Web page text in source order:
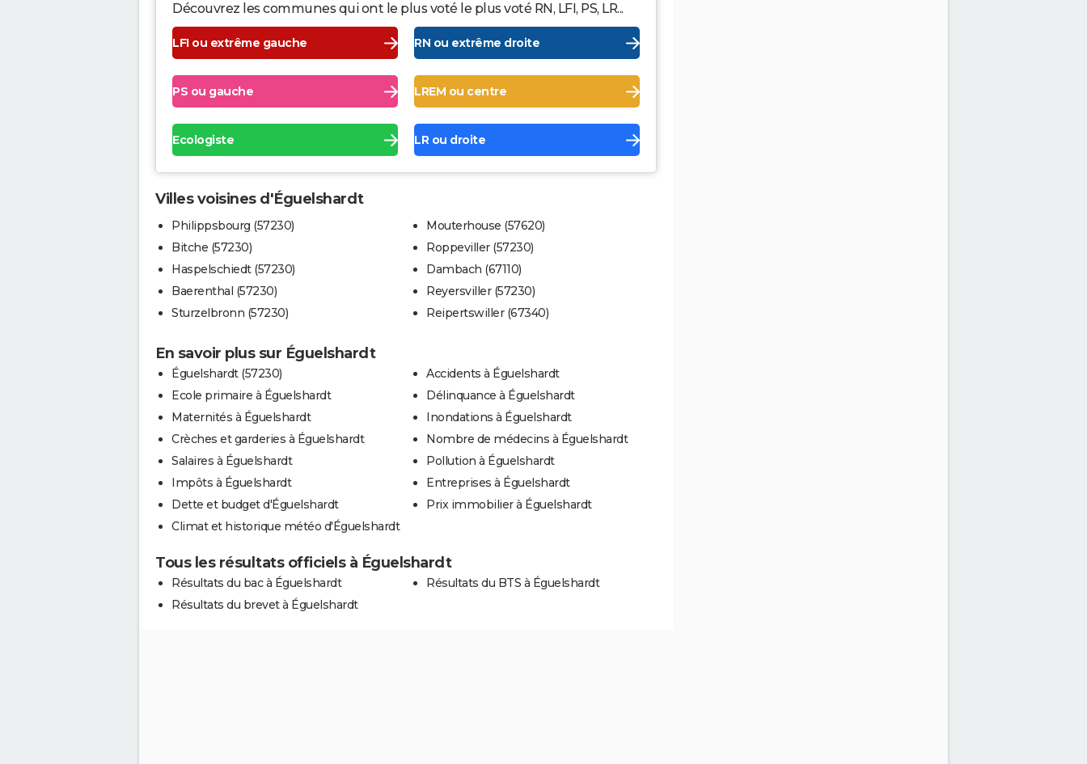
Découvrez les communes qui ont le plus voté le plus voté RN, LFI, PS, LR...
LFI ou extrême gauche RN ou extrême droite
PS ou gauche LREM ou centre
Ecologiste LR ou droite
Villes voisines d'Éguelshardt
Philippsbourg (57230)
Bitche (57230)
Haspelschiedt (57230)
Baerenthal (57230)
Sturzelbronn (57230)
Mouterhouse (57620)
Roppeviller (57230)
Dambach (67110)
Reyersviller (57230)
Reipertswiller (67340)
En savoir plus sur Éguelshardt
Éguelshardt (57230)
Ecole primaire à Éguelshardt
Maternités à Éguelshardt
Crèches et garderies à Éguelshardt
Salaires à Éguelshardt
Impôts à Éguelshardt
Dette et budget d'Éguelshardt
Climat et historique météo d'Éguelshardt
Accidents à Éguelshardt
Délinquance à Éguelshardt
Inondations à Éguelshardt
Nombre de médecins à Éguelshardt
Pollution à Éguelshardt
Entreprises à Éguelshardt
Prix immobilier à Éguelshardt
Tous les résultats officiels à Éguelshardt
Résultats du bac à Éguelshardt
Résultats du brevet à Éguelshardt
Résultats du BTS à Éguelshardt